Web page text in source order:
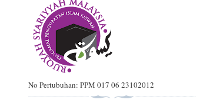
No Pertubuhan: PPM 017 06 23102012